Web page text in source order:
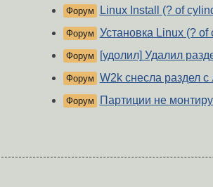
Форум Linux Install (? of
Форум Установка Linux (?
Форум [удолил] Удалил
Форум W2k снесла раздел
Форум Партиции не